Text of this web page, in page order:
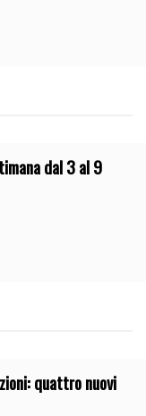
dal 3 al 9
quattro nuovi